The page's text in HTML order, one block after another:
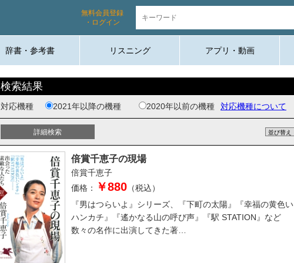
無料会員登録
・ログイン
辞書・参考書 リスニング アプリ・動画
検索結果
対応機種 2021年以降の機種 2020年以前の機種 対応機種について
倍賞千恵子の現場
倍賞千恵子
価格：
￥880 （税込）
『男はつらいよ』シリーズ、『下町の太陽』『幸福の黄色い
ハンカチ』『遙かなる山の呼び声』『駅 STATION』など
数々の名作に出演してきた著…